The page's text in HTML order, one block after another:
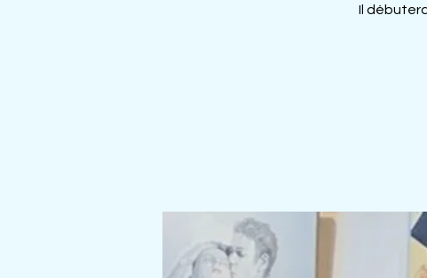
Il